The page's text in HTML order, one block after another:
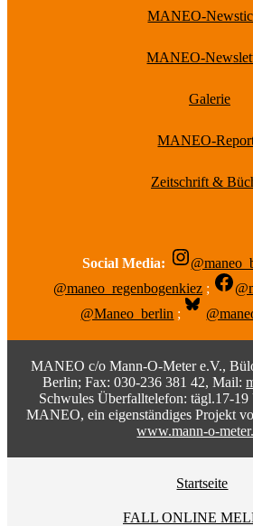
MANEO-
MANEO-
Galerie
MANEO-
Zeitschrift &
Social Media:
@maneo_regenbogenkiez ;
@Maneo_berlin ;
MANEO c/o Mann-O-Meter e.V.,
Berlin; Fax: 030-236 381 42, Mail:
Schwules Überfalltelefon: tägl.17-
MANEO, ein eigenständiges Projekt
www.mann-o-
Startseite
FALL ONLINE